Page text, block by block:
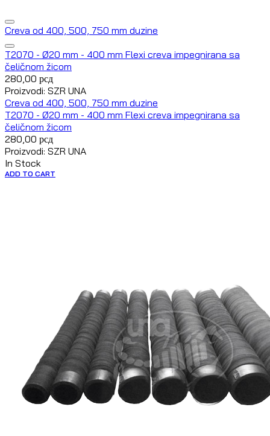
Creva od 400, 500, 750 mm duzine
T2070 - Ø20 mm - 400 mm Flexi creva impegnirana sa
čeličnom žicom
280,00 рсд
Proizvodi: SZR UNA
Creva od 400, 500, 750 mm duzine
T2070 - Ø20 mm - 400 mm Flexi creva impegnirana sa
čeličnom žicom
280,00 рсд
Proizvodi: SZR UNA
In Stock
ADD TO CART